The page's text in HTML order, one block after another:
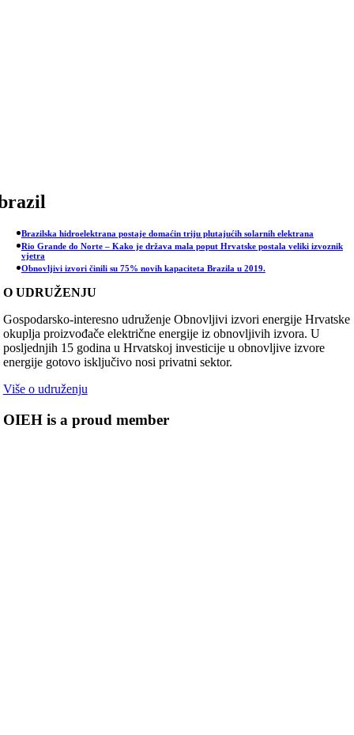
Brazilska hidroelektrana postaje domaćin triju plutajućih solarnih elektrana
Rio Grande do Norte – Kako je država mala poput Hrvatske postala veliki izvoznik
vjetra
Obnovljivi izvori činili su 75% novih kapaciteta Brazila u 2019.
O UDRUŽENJU
Gospodarsko-interesno udruženje Obnovljivi izvori energije Hrvatske
okuplja proizvođače električne energije iz obnovljivih izvora. U
posljednjih 15 godina u Hrvatskoj investicije u obnovljive izvore
energije gotovo isključivo nosi privatni sektor.
Više o udruženju
OIEH is a proud member